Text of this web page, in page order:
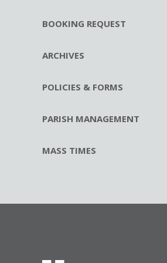
BOOKING REQUEST
ARCHIVES
POLICIES & FORMS
PARISH MANAGEMENT
MASS TIMES